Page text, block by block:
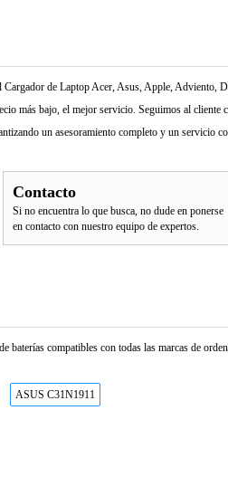
Cargador de Laptop Acer, Asus, Apple, Adviento,
más bajo, el mejor servicio. Seguimos al cliente
un asesoramiento completo y un servicio
Contacto
Si no encuentra lo que busca, no dude en ponerse
en contacto con nuestro equipo de expertos.
baterías compatibles con todas las marcas de
ASUS C31N1911